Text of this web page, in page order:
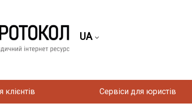
UA
клієнтів Сервіси для юристів